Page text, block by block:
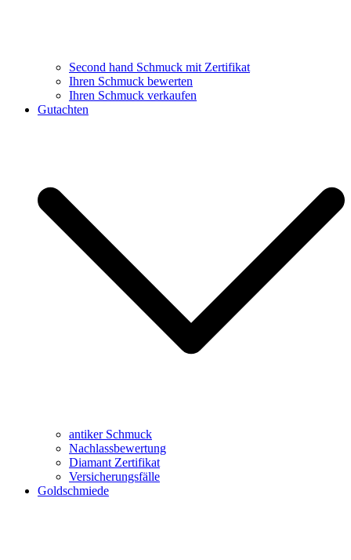
Second hand Schmuck mit Zertifikat
Ihren Schmuck bewerten
Ihren Schmuck verkaufen
Gutachten
antiker Schmuck
Nachlassbewertung
Diamant Zertifikat
Versicherungsfälle
Goldschmiede